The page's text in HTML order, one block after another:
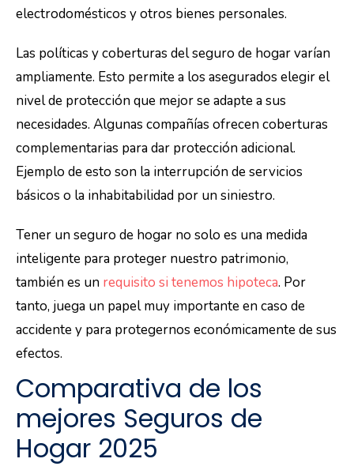
electrodomésticos y otros bienes personales.
Las políticas y coberturas del seguro de hogar varían
ampliamente. Esto permite a los asegurados elegir el
nivel de protección que mejor se adapte a sus
necesidades. Algunas compañías ofrecen coberturas
complementarias para dar protección adicional.
Ejemplo de esto son la interrupción de servicios
básicos o la inhabitabilidad por un siniestro.
Tener un seguro de hogar no solo es una medida
inteligente para proteger nuestro patrimonio,
también es un requisito si tenemos hipoteca. Por
tanto, juega un papel muy importante en caso de
accidente y para protegernos económicamente de sus
efectos.
Comparativa de los
mejores Seguros de
Hogar 2025